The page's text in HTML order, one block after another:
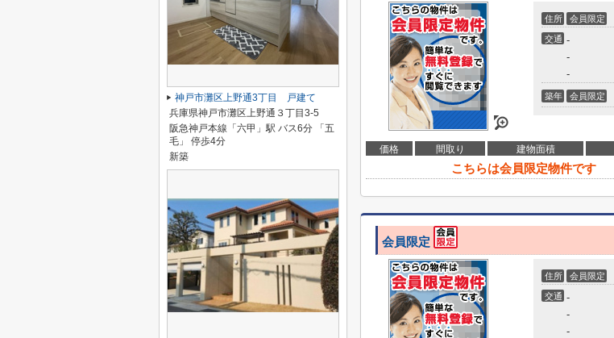
住所 会員限定
交通 -
-
-
築年 会員限定
価格 間取り 建物面積
こちらは会員限定物件です
会員限定
住所 会員限定
交通 -
-
-
神戸市灘区上野通3丁目 戸建て
兵庫県神戸市灘区上野通３丁目3-5
阪急神戸本線「六甲」駅 バス6分 「五
毛」 停歩4分
新築